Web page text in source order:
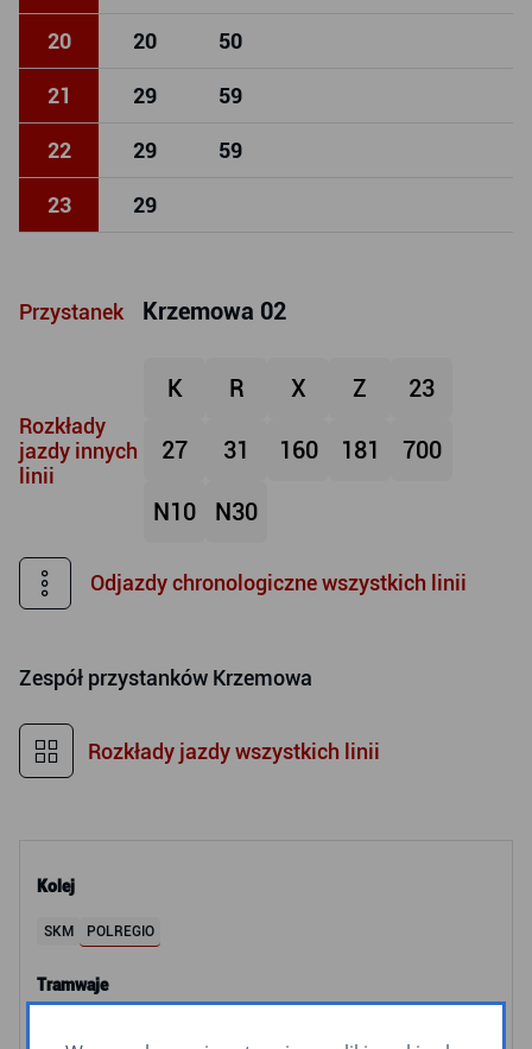
Kolej
SKM POLREGIO
Tramwaje
20 20 50
21 29 59
22 29 59
23 29
Przystanek Krzemowa 02
Rozkłady
jazdy innych
linii
K R X Z 23
27 31 160 181 700
N10 N30
Odjazdy chronologiczne wszystkich linii
Zespół przystanków Krzemowa
Rozkłady jazdy wszystkich linii